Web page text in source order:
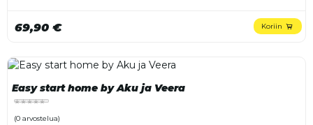
69,90 € Koriin
Easy start home by Aku ja Veera
(0 arvostelua)